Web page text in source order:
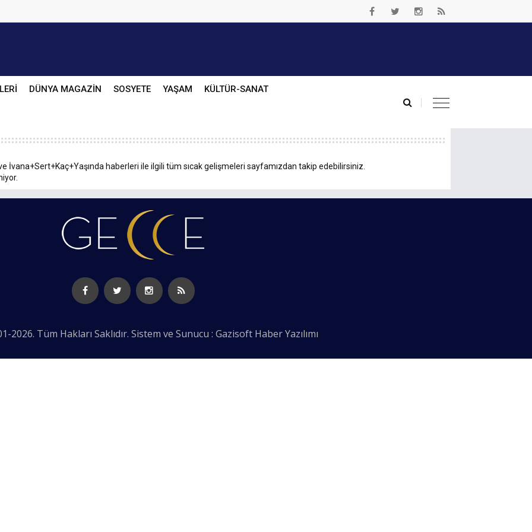
DÜNYA MAGAZİN SOSYETE YAŞAM KÜLTÜR-SANAT
İvana+Sert+Kaç+Yaşında haberleri ile ilgili tüm sıcak gelişmeleri sayfamızdan takip edebilirsiniz.
2026. Tüm Hakları Saklıdır. Sistem ve Sunucu : Gazisoft Haber Yazılımı